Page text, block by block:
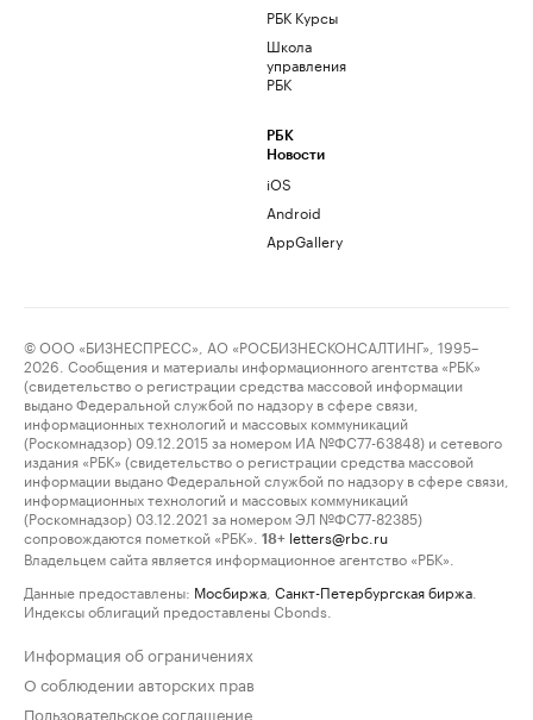
РБК Курсы
Школа
управления
РБК
РБК
Новости
iOS
Android
AppGallery
© ООО «БИЗНЕСПРЕСС», АО «РОСБИЗНЕСКОНСАЛТИНГ», 1995–
2026. Сообщения и материалы информационного агентства «РБК»
(свидетельство о регистрации средства массовой информации
выдано Федеральной службой по надзору в сфере связи,
информационных технологий и массовых коммуникаций
(Роскомнадзор) 09.12.2015 за номером ИА №ФС77-63848) и сетевого
издания «РБК» (свидетельство о регистрации средства массовой
информации выдано Федеральной службой по надзору в сфере связи,
информационных технологий и массовых коммуникаций
(Роскомнадзор) 03.12.2021 за номером ЭЛ №ФС77-82385)
сопровождаются пометкой «РБК».
18+ letters@rbc.ru
Владельцем сайта является информационное агентство «РБК».
Данные предоставлены: Мосбиржа Санкт-Петербургская биржа
Индексы облигаций предоставлены Cbonds.
Информация об ограничениях
О соблюдении авторских прав
Пользовательское соглашение